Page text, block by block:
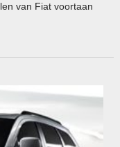
van Fiat voortaan